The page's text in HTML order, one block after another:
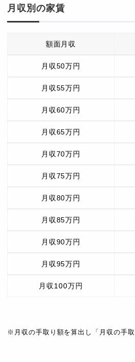
月収別の家賃
額面月収
月収50万円
月収55万円
月収60万円
月収65万円
月収70万円
月収75万円
月収80万円
月収85万円
月収90万円
月収95万円
月収100万円
※月収の手取り額を算出し「月収の手